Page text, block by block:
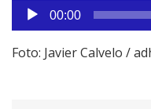
Reproductor
de
audio
00:00
Foto: Javier Calvelo /